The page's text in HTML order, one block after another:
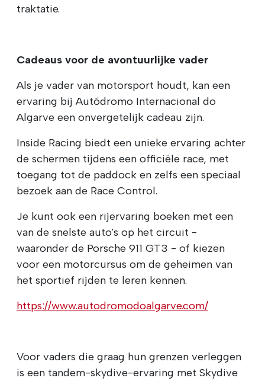
traktatie.
Cadeaus voor de avontuurlijke vader
Als je vader van motorsport houdt, kan een
ervaring bij Autódromo Internacional do
Algarve een onvergetelijk cadeau zijn.
Inside Racing biedt een unieke ervaring achter
de schermen tijdens een officiële race, met
toegang tot de paddock en zelfs een speciaal
bezoek aan de Race Control.
Je kunt ook een rijervaring boeken met een
van de snelste auto's op het circuit -
waaronder de Porsche 911 GT3 - of kiezen
voor een motorcursus om de geheimen van
het sportief rijden te leren kennen.
https://www.autodromodoalgarve.com/
Voor vaders die graag hun grenzen verleggen
is een tandem-skydive-ervaring met Skydive